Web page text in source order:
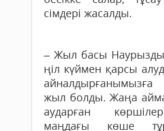
сімдері жасалды.
– Жыл басы
ңіл күймен қарсы
жыл болды. Жаңа
аударған
маңдағы көше